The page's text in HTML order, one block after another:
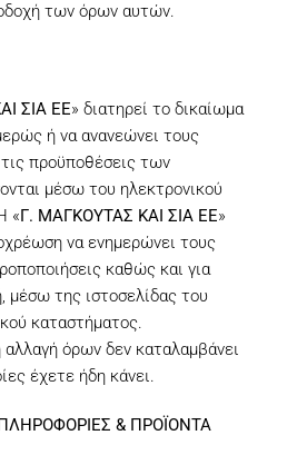
των όρων αυτών.
ΣΙΑ ΕΕ» διατηρεί το δικαίωμα
ή να ανανεώνει τους
προϋποθέσεις των
μέσω του ηλεκτρονικού
«Γ. ΜΑΓΚΟΥΤΑΣ ΚΑΙ ΣΙΑ ΕΕ»
να ενημερώνει τους
καθώς και για
μέσω της ιστοσελίδας του
καταστήματος.
αλλαγή όρων δεν καταλαμβάνει
έχετε ήδη κάνει.
& ΠΡΟΪΟΝΤΑ